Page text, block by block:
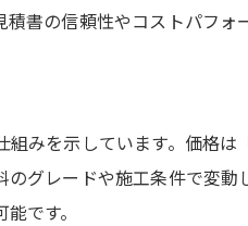
装工事見積方法
工事のポイント
極めるコツ
ク術
めの確認事項
書の信頼性やコストパフォ
みを示しています。価格
グレードや施工条件で変
です。